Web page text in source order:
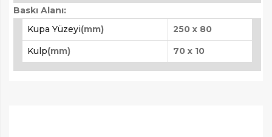
Baskı Alanı:
Kupa Yüzeyi(mm)
250 x 80
Kulp(mm) 70 x 10